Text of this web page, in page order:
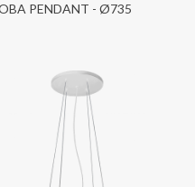
PENDANT - Ø735